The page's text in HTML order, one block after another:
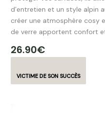
d’entretien et un style alpin
créer une atmosphère cosy
de verre apportent confort
26.90€